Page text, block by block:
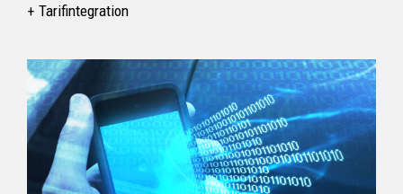
Tarifintegration